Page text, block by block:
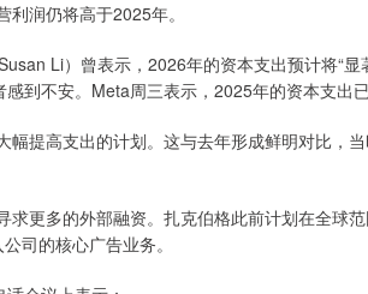
润仍将高于2025年。
Li）曾表示，2026年的资本支出预计将“
到不安。Meta周三表示，2025年的资本支出
幅提高支出的计划。这与去年形成鲜明对比，
求更多的外部融资。扎克伯格此前计划在全球
司的核心广告业务。